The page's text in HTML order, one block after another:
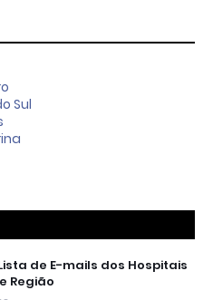
Sul
de E-mails dos Hospitais
Região